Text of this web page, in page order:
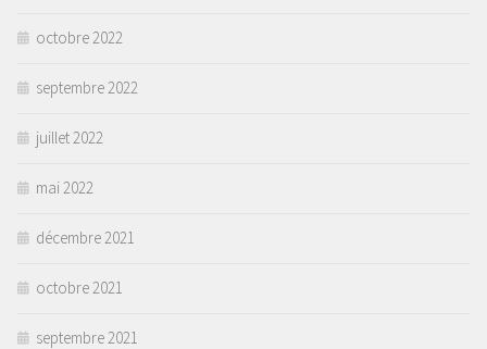
octobre 2022
septembre 2022
juillet 2022
mai 2022
décembre 2021
octobre 2021
septembre 2021